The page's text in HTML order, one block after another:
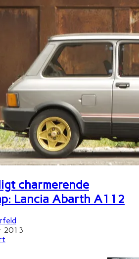
charmerende
Lancia Abarth A112
2013